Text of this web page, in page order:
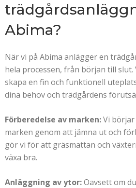
Abima?
När vi på Abima anlägger en
hela processen, från början till
skapa en fin och funktionell
dina behov och trädgårdens
Förberedelse av marken:Vi
marken genom att jämna ut och
gör vi för att gräsmattan och
växa bra.
Anläggning av ytor:Oavsett om